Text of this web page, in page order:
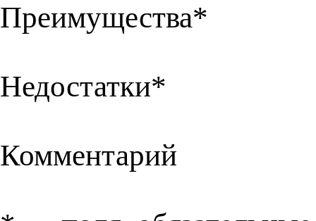
Преимущества*
Недостатки*
Комментарий